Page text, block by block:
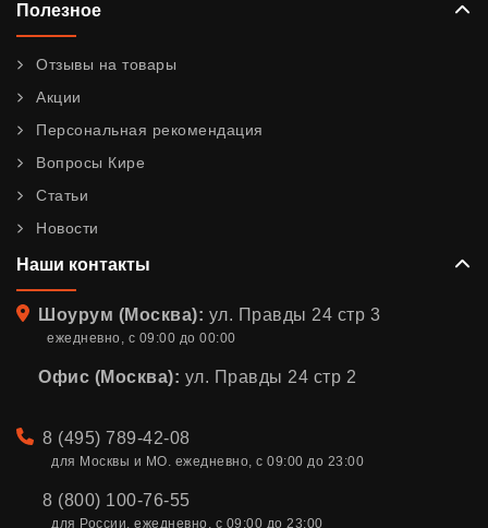
Полезное
Отзывы на товары
Акции
Персональная рекомендация
Вопросы Кире
Статьи
Новости
Наши контакты
Адрес
Шоурум (Москва): ул. Правды 24 стр 3
ежедневно, с 09:00 до 00:00
Офис (Москва): ул. Правды 24 стр 2
Телефон
8 (495) 789-42-08
для Москвы и МО. ежедневно, с 09:00 до 23:00
8 (800) 100-76-55
для России. ежедневно, с 09:00 до 23:00